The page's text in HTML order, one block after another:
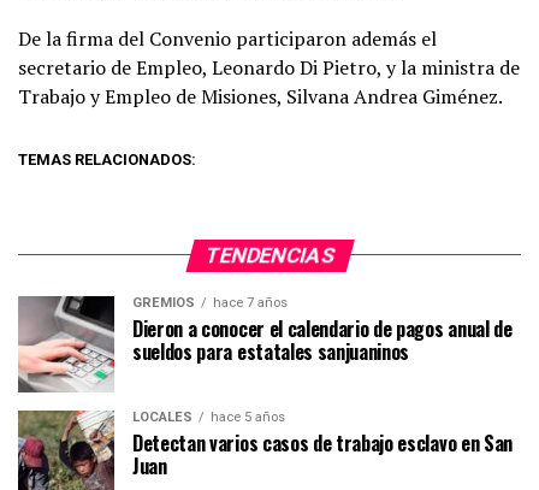
De la firma del Convenio participaron además el
secretario de Empleo, Leonardo Di Pietro, y la ministra de
Trabajo y Empleo de Misiones, Silvana Andrea Giménez.
TEMAS RELACIONADOS:
TENDENCIAS
GREMIOS hace 7 años
Dieron a conocer el calendario de pagos anual de
sueldos para estatales sanjuaninos
LOCALES hace 5 años
Detectan varios casos de trabajo esclavo en San
Juan